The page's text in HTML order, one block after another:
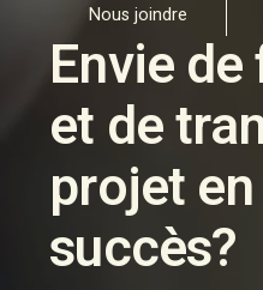
Nous joindre
Envie
et de
projet
succès?